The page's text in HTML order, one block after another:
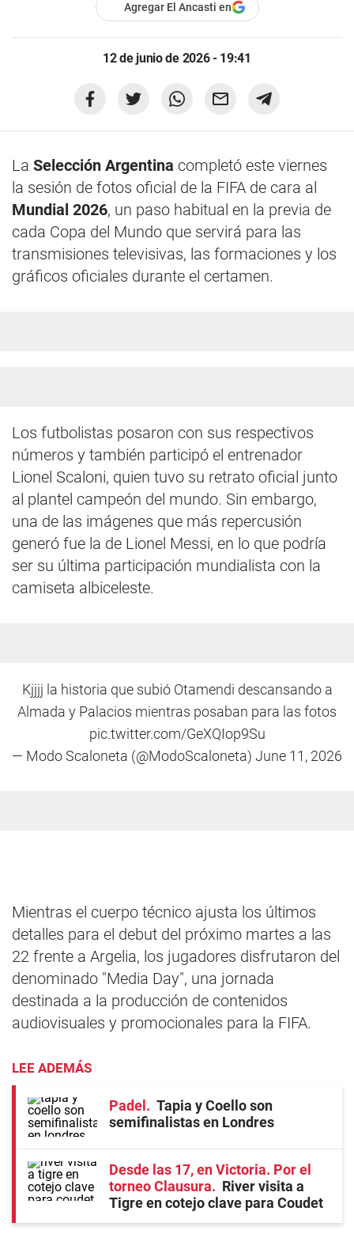
Agregar El Ancasti en
12 de junio de 2026 - 19:41
La Selección Argentina completó este viernes
la sesión de fotos oficial de la FIFA de cara al
Mundial 2026, un paso habitual en la previa de
cada Copa del Mundo que servirá para las
transmisiones televisivas, las formaciones y los
gráficos oficiales durante el certamen.
Los futbolistas posaron con sus respectivos
números y también participó el entrenador
Lionel Scaloni, quien tuvo su retrato oficial junto
al plantel campeón del mundo. Sin embargo,
una de las imágenes que más repercusión
generó fue la de Lionel Messi, en lo que podría
ser su última participación mundialista con la
camiseta albiceleste.
Kjjjj la historia que subió Otamendi descansando a
Almada y Palacios mientras posaban para las fotos
pic.twitter.com/GeXQIop9Su
— Modo Scaloneta (@ModoScaloneta) June 11, 2026
Mientras el cuerpo técnico ajusta los últimos
detalles para el debut del próximo martes a las
22 frente a Argelia, los jugadores disfrutaron del
denominado "Media Day", una jornada
destinada a la producción de contenidos
audiovisuales y promocionales para la FIFA.
LEE ADEMÁS
Padel
Tapia y Coello son
semifinalistas en Londres
Desde las 17, en Victoria. Por el
torneo Clausura
River visita a
Tigre en cotejo clave para Coudet